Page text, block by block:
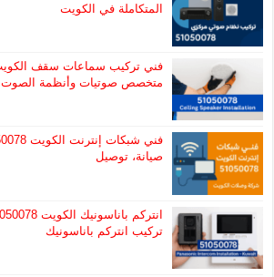
المتكاملة في الكويت
متخصص صوتيات وأنظمة الصوت
صيانة، توصيل
تركيب انتركم باناسونيك